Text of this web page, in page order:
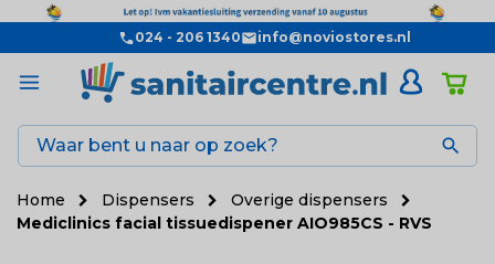
024 - 206 1340 info@noviostores.nl

Home Dispensers
Overige dispensers
Mediclinics facial tissuedispener AIO985CS - RVS